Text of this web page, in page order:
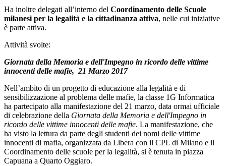
Ha inoltre delegati all’interno del Coordinamento delle Scuole
milanesi per la legalità e la cittadinanza attiva, nelle cui iniziative
è parte attiva.
Attività svolte:
Giornata della Memoria e dell'Impegno in ricordo delle vittime
innocenti delle mafie, 21 Marzo 2017
Nell’ambito di un progetto di educazione alla legalità e di
sensibilizzazione al problema delle mafie, la classe 1G Informatica
ha partecipato alla manifestazione del 21 marzo, data ormai ufficiale
di celebrazione della Giornata della Memoria e dell'Impegno in
ricordo delle vittime innocenti delle mafie. La manifestazione, che
ha visto la lettura da parte degli studenti dei nomi delle vittime
innocenti di mafia, organizzata da Libera con il CPL di Milano e il
Coordinamento delle scuole per la legalità, si è tenuta in piazza
Capuana a Quarto Oggiaro.